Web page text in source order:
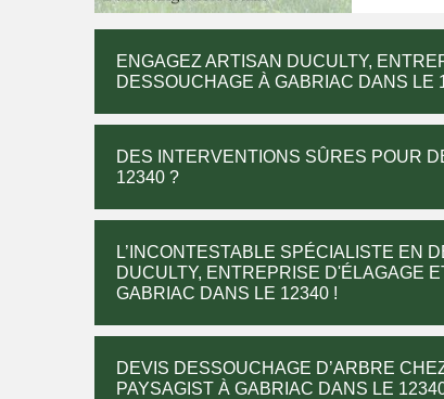
ENGAGEZ ARTISAN DUCULTY,
DESSOUCHAGE À GABRIAC DANS LE
DES INTERVENTIONS SÛRES POUR
12340 ?
L’INCONTESTABLE SPÉCIALISTE EN
DUCULTY, ENTREPRISE D'ÉLAGAGE
GABRIAC DANS LE 12340 !
DEVIS DESSOUCHAGE D’ARBRE
PAYSAGIST À GABRIAC DANS LE